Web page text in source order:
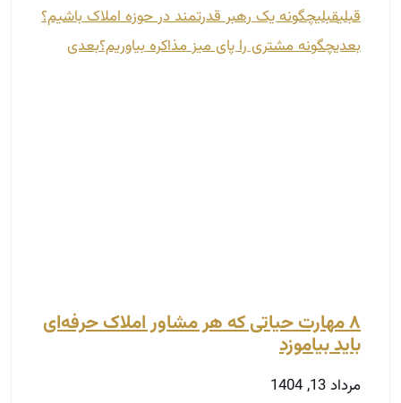
قبلیقبلیچگونه یک رهبر قدرتمند در حوزه املاک باشیم؟
بعدیچگونه مشتری را پای میز مذاکره بیاوریم؟بعدی
۸ مهارت حیاتی که هر مشاور املاک حرفه‌ای
باید بیاموزد
مرداد 13, 1404